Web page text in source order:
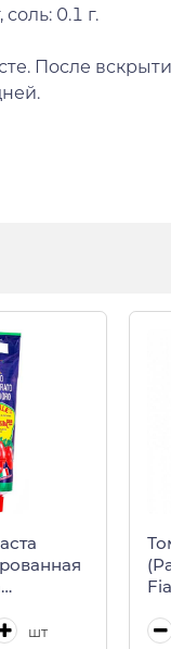
0.1 г.
После
шт